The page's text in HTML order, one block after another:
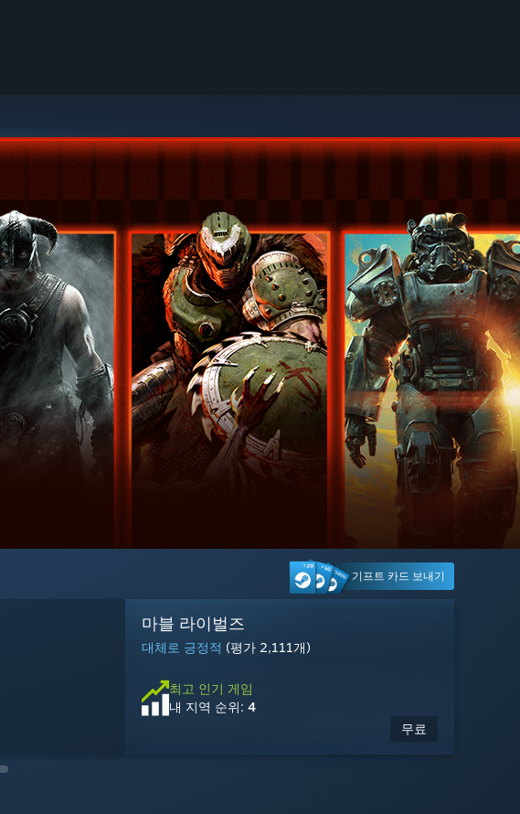
기프트 카드 보내기
Big Walk
매우 긍정적(평가 5,686개)
최고 인기 게임
내 지역 순위: 3
$14.99
마블 라이벌즈
대체로 긍정적 (평가 2,111개)
최고 인기 게임
내 지역 순위: 4
무료
MARVEL Tōkon: Fighting Souls
복합적 (평가 2,110개)
최고 인기 게임
내 지역 순위: 6
$59.99
Palworld / 팰월드
압도적으로 긍정적(평가 22,357개)
최고 인기 게임
내 지역 순위: 13
$29.99
Ready or Not
매우 긍정적(평가 7,786개)
최고 인기 게임
내 지역 순위: 24
$24.99
Tom Clancy's Ghost Recon® Breakpoint
복합적 (평가 829개)
최고 인기 게임
내 지역 순위: 27
$2.99
Gears of War: E-Day
이용 가능: 2026년 10월 6일
지금예약 구매 가능
2026년 10월 6일 출시 예정
$69.99
GRAIN ROT
매우 긍정적(평가 199개)
최고 인기 게임
내 지역 순위: 19
$8.99
톰 클랜시의 레인보우식스 시즈
대체로 긍정적 (평가 52,575개)
최고 인기 게임
내 지역 순위: 25
무료
ReStory: Chill Electronics Repairs
압도적으로 긍정적(평가 1,247개)
최고 인기 게임
내 지역 순위: 10
$17.99
Dead by Daylight
대체로 긍정적 (평가 20,113개)
최고 인기 게임
내 지역 순위: 23
$19.99
Escape from Tarkov
대체로 부정적 (평가 1,625개)
최고 인기 게임
내 지역 순위: 30
$49.99